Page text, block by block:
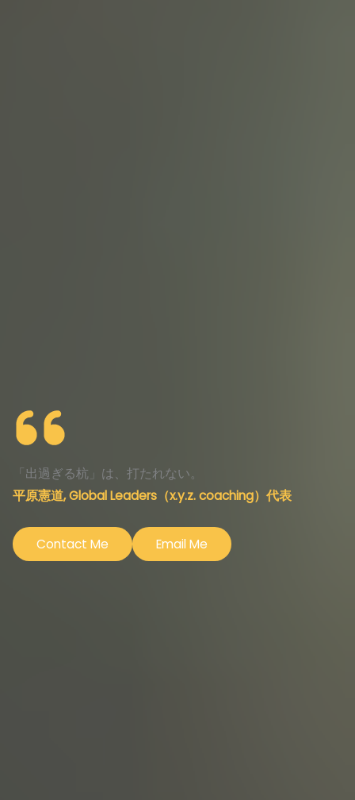
「出過ぎる杭」は、打たれない。
平原憲道, Global Leaders（x.y.z. coaching）代表
Contact Me Email Me